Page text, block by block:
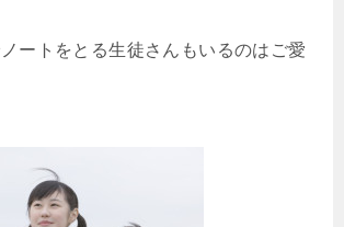
ートをとる生徒さんもいるのはご愛